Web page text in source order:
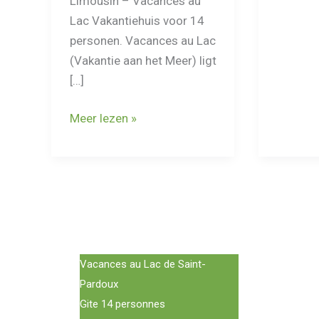
Lac Vakantiehuis voor 14
personen. Vacances au Lac
(Vakantie aan het Meer) ligt
[…]
Natuurhuisje
vakantie
Meer lezen »
Vacances au Lac de Saint-
Pardoux
Gite 14 personnes